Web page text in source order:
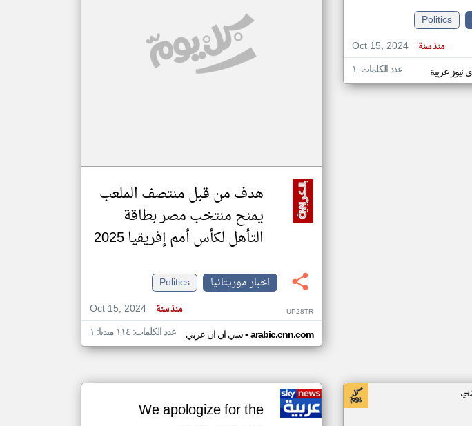
مصادر الأخبار من موريتانيا
Politics
Oct 15, 2024
منذ سنة
نيوز عربية عدد الكلمات: ١
هدف من قبل منتصف الملعب
يمنح منتخب مصر بطاقة
التأهل لكأس أمم إفريقيا 2025
اخبار موريتانيا
Politics
Oct 15, 2024
منذ سنة UP28TR
سي ان ان عربي• arabic.cnn.com عدد الكلمات: ١١٤ ميديا: ١
We apologize for the